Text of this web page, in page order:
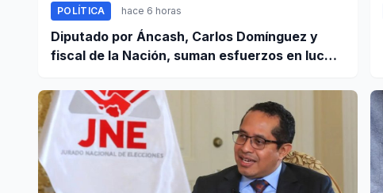
POLÍTICA hace 6 horas
Diputado por Áncash, Carlos Domínguez y
fiscal de la Nación, suman esfuerzos en lucha